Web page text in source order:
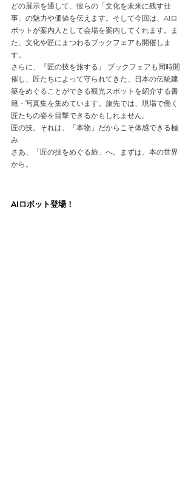
どの展示を通して、彼らの「文化を未来に残す仕
事」の魅力や価値を伝えます。そして今回は、AIロ
ボットが案内人として会場を案内してくれます。ま
た、文化や匠にまつわるブックフェアも開催しま
す。
さらに、『匠の技を旅する』 ブックフェアも同時開
催し、匠たちによって守られてきた、日本の伝統建
築をめぐることができる観光スポットを紹介する書
籍・写真集を集めています。旅先では、現場で働く
匠たちの姿を目撃できるかもしれません。
匠の技。それは、「本物」だからこそ体感できる極
み
さあ、「匠の技をめぐる旅」へ。まずは、本の世界
から。
AIロボット登場！